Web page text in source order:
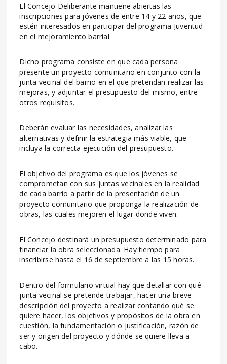
El Concejo Deliberante mantiene abiertas las
inscripciones para jóvenes de entre 14 y 22 años, que
estén interesados en participar del programa Juventud
en el mejoramiento barrial.
Dicho programa consiste en que cada persona
presente un proyecto comunitario en conjunto con la
junta vecinal del barrio en el que pretendan realizar las
mejoras, y adjuntar el presupuesto del mismo, entre
otros requisitos.
Deberán evaluar las necesidades, analizar las
alternativas y definir la estrategia más viable, que
incluya la correcta ejecución del presupuesto.
El objetivo del programa es que los jóvenes se
comprometan con sus juntas vecinales en la realidad
de cada barrio a partir de la presentación de un
proyecto comunitario que proponga la realización de
obras, las cuales mejoren el lugar donde viven.
El Concejo destinará un presupuesto determinado para
financiar la obra seleccionada. Hay tiempo para
inscribirse hasta el 16 de septiembre a las 15 horas.
Dentro del formulario virtual hay que detallar con qué
junta vecinal se pretende trabajar, hacer una breve
descripción del proyecto a realizar contando qué se
quiere hacer, los objetivos y propósitos de la obra en
cuestión, la fundamentación o justificación, razón de
ser y origen del proyecto y dónde se quiere lleva a
cabo.